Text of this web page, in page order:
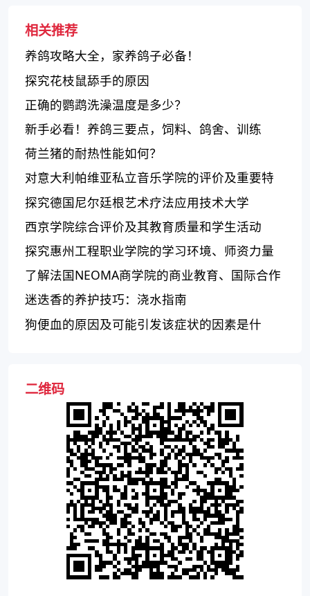
相关推荐
养鸽攻略大全，家养鸽子必备！
探究花枝鼠舔手的原因
正确的鹦鹉洗澡温度是多少？
新手必看！养鸽三要点，饲料、鸽舍、训练
荷兰猪的耐热性能如何？
对意大利帕维亚私立音乐学院的评价及重要特
点
探究德国尼尔廷根艺术疗法应用技术大学
西京学院综合评价及其教育质量和学生活动
探究惠州工程职业学院的学习环境、师资力量
和就业前景
了解法国NEOMA商学院的商业教育、国际合作
伙伴和师资力量
迷迭香的养护技巧：浇水指南
狗便血的原因及可能引发该症状的因素是什
二维码